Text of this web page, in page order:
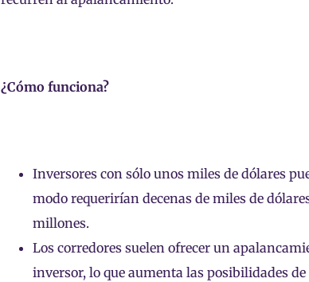
¿Cómo funciona?
Inversores con sólo unos miles de dólares
modo requerirían decenas de miles de
millones.
Los corredores suelen ofrecer un
inversor, lo que aumenta las posibilidades